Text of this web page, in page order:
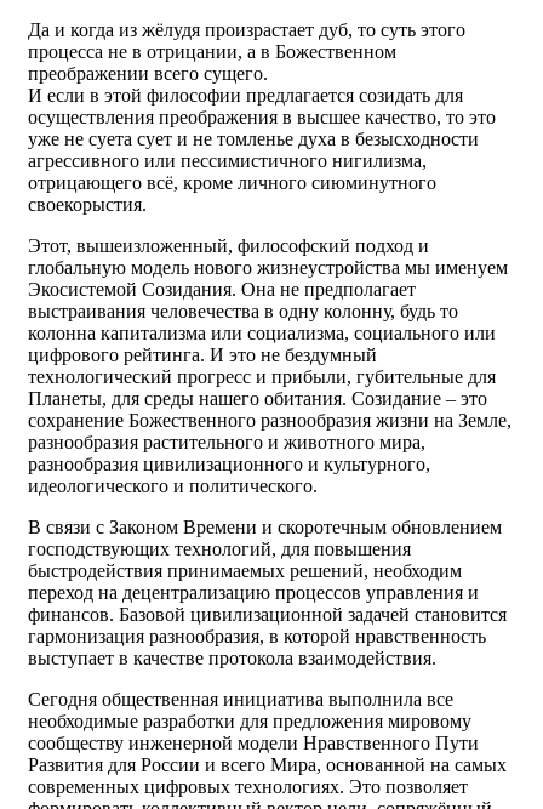
Да и когда из жёлудя произрастает дуб, то суть этого
процесса не в отрицании, а в Божественном
преображении всего сущего.
И если в этой философии предлагается созидать для
осуществления преображения в высшее качество, то это
уже не суета сует и не томленье духа в безысходности
агрессивного или пессимистичного нигилизма,
отрицающего всё, кроме личного сиюминутного
своекорыстия.
Этот, вышеизложенный, философский подход и
глобальную модель нового жизнеустройства мы именуем
Экосистемой Созидания. Она не предполагает
выстраивания человечества в одну колонну, будь то
колонна капитализма или социализма, социального или
цифрового рейтинга. И это не бездумный
технологический прогресс и прибыли, губительные для
Планеты, для среды нашего обитания. Созидание – это
сохранение Божественного разнообразия жизни на Земле,
разнообразия растительного и животного мира,
разнообразия цивилизационного и культурного,
идеологического и политического.
В связи с Законом Времени и скоротечным обновлением
господствующих технологий, для повышения
быстродействия принимаемых решений, необходим
переход на децентрализацию процессов управления и
финансов. Базовой цивилизационной задачей становится
гармонизация разнообразия, в которой нравственность
выступает в качестве протокола взаимодействия.
Сегодня общественная инициатива выполнила все
необходимые разработки для предложения мировому
сообществу инженерной модели Нравственного Пути
Развития для России и всего Мира, основанной на самых
современных цифровых технологиях. Это позволяет